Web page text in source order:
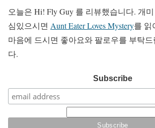
오늘은 Hi! Fly Guy 를 리뷰했습니다. 개
심있으시면 Aunt Eater Loves Mystery를 읽
마음에 드시면 좋아요와 팔로우를 부탁
다.
Subscribe